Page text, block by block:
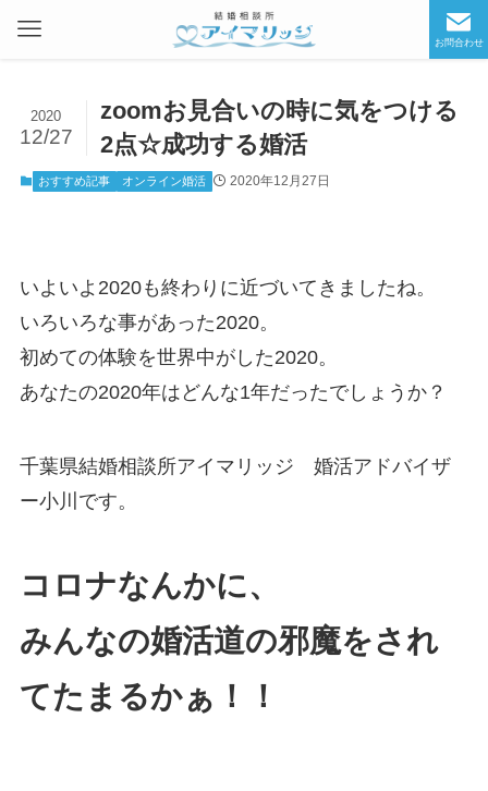
お問合わせ
zoomお見合いの時に気をつける
2点☆成功する婚活
2020
12/27
おすすめ記事 オンライン婚活 2020年12月27日
いよいよ2020も終わりに近づいてきましたね。
いろいろな事があった2020。
初めての体験を世界中がした2020。
あなたの2020年はどんな1年だったでしょうか？
千葉県結婚相談所アイマリッジ 婚活アドバイザ
ー小川です。
コロナなんかに、
みんなの婚活道の邪魔をされ
てたまるかぁ！！